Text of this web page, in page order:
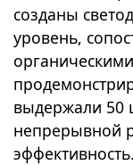
созданы
уровень,
выдержали 50
непрерывной
эффективность.